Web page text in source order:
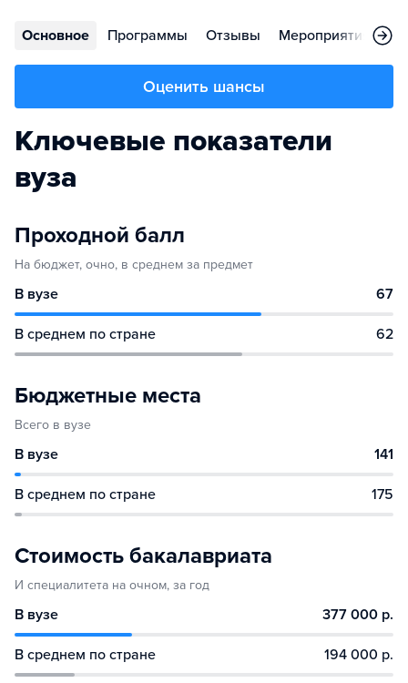
Основное Программы Отзывы Мероприятия
Оценить шансы
Ключевые показатели
вуза
Проходной балл
На бюджет, очно, в среднем за предмет
В вузе 67
В среднем по стране 62
Бюджетные места
Всего в вузе
В вузе 141
В среднем по стране 175
Стоимость бакалавриата
И специалитета на очном, за год
В вузе 377 000 р.
В среднем по стране 194 000 р.